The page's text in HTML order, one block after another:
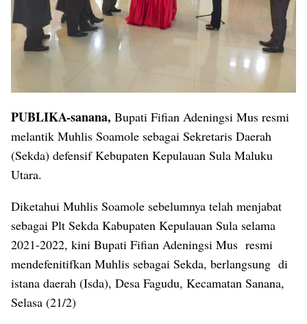
PUBLIKA-sanana, Bupati Fifian Adeningsi Mus resmi
melantik Muhlis Soamole sebagai Sekretaris Daerah
(Sekda) defensif Kebupaten Kepulauan Sula Maluku
Utara.
Diketahui Muhlis Soamole sebelumnya telah menjabat
sebagai Plt Sekda Kabupaten Kepulauan Sula selama
2021-2022, kini Bupati Fifian Adeningsi Mus resmi
mendefenitifkan Muhlis sebagai Sekda, berlangsung di
istana daerah (Isda), Desa Fagudu, Kecamatan Sanana,
Selasa (21/2)